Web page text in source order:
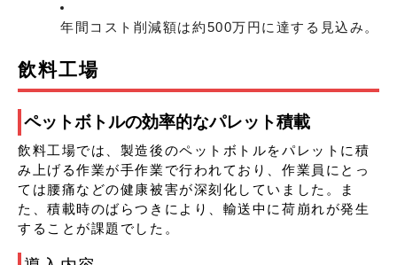
年間コスト削減額は約500万円に達する見込み。
飲料工場
ペットボトルの効率的なパレット積載
飲料工場では、製造後のペットボトルをパレットに積
み上げる作業が手作業で行われており、作業員にとっ
ては腰痛などの健康被害が深刻化していました。ま
た、積載時のばらつきにより、輸送中に荷崩れが発生
することが課題でした。